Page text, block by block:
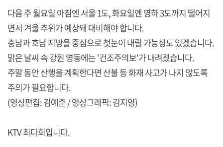
다음 주 월요일 아침엔 서울 1도, 화요일엔 영하 3도까지 떨어지
면서 겨울 추위가 예상돼 대비해야 합니다.
충남과 호남 지방을 중심으로 첫눈이 내릴 가능성도 있겠습니다.
맑은 날씨 속 강원 영동에는 '건조주의보'가 내려졌습니다.
주말 동안 산행을 계획한다면 산불 등 화재 사고가 나지 않도록
주의가 필요합니다.
(영상편집: 김예준 / 영상그래픽: 김지영)
KTV 최다희입니다.